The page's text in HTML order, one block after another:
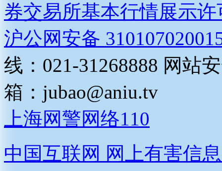
券交易所基本行情展示许
沪公网安备
线：021-31268888 网站
箱： jubao@aniu.tv
上海网警网络110
中国互联网 网上有害信